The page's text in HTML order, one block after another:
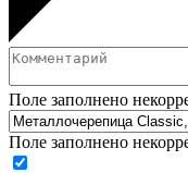
Поле заполнено
Поле заполнено